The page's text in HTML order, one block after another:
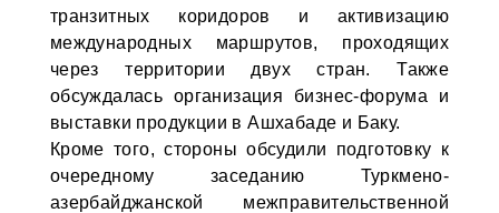
транзитных коридоров и активизацию
международных маршрутов, проходящих
через территории двух стран. Также
обсуждалась организация бизнес-форума и
выставки продукции в Ашхабаде и Баку.
Кроме того, стороны обсудили подготовку к
очередному заседанию Туркмено-
азербайджанской межправительственной